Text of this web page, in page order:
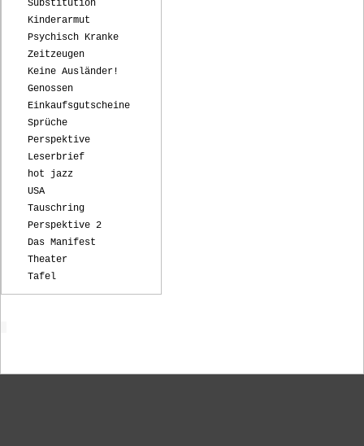
Substitution
Kinderarmut
Psychisch Kranke
Zeitzeugen
Keine Ausländer!
Genossen
Einkaufsgutscheine
Sprüche
Perspektive
Leserbrief
hot jazz
USA
Tauschring
Perspektive 2
Das Manifest
Theater
Tafel